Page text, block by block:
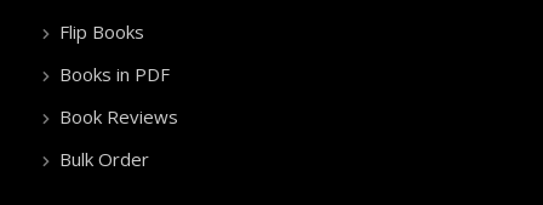
Flip Books
Books in PDF
Book Reviews
Bulk Order